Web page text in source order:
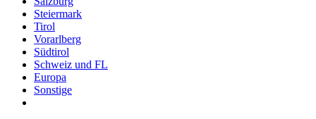
Steiermark
Tirol
Vorarlberg
Südtirol
Schweiz und FL
Europa
Sonstige